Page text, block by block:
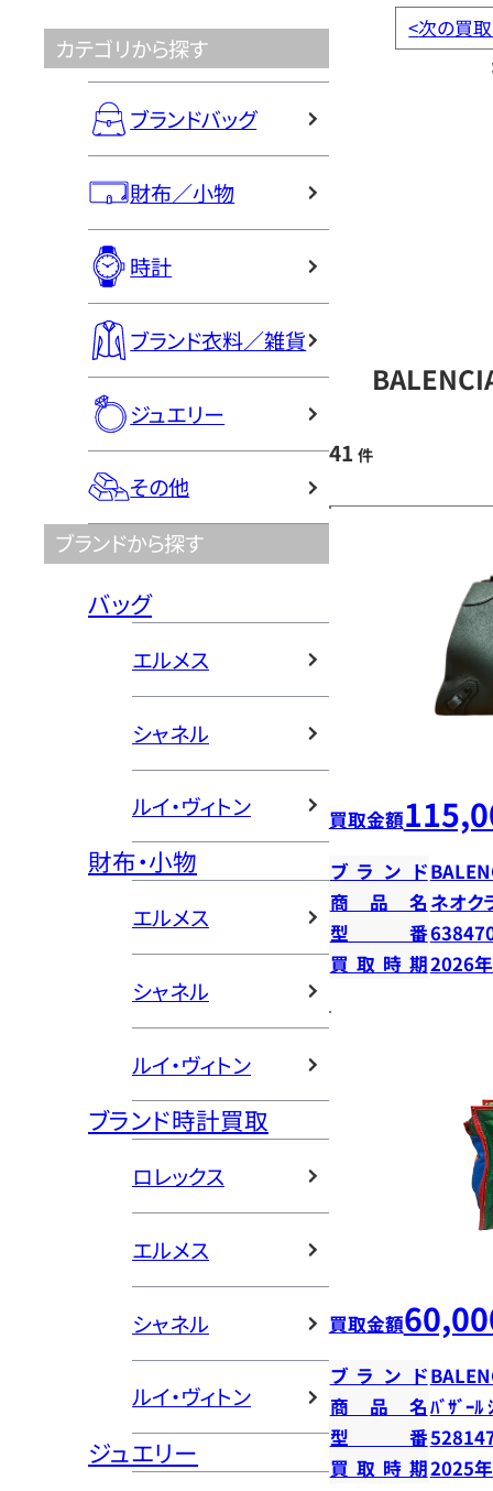
カテゴリから探す
ブランドバッグ
財布／小物
時計
ブランド衣料／雑貨
ジュエリー
その他
ブランドから探す
バッグ
エルメス
シャネル
ルイ・ヴィトン
財布・小物
エルメス
シャネル
ルイ・ヴィトン
ブランド時計買取
ロレックス
エルメス
シャネル
ルイ・ヴィトン
ジュエリー
<次の買
41 件
買取金額
ブランド
商品名 ネオク
型番
買取時期2026
買取金額
ブランド
商品名ﾊﾞｻﾞｰﾙ
型番
買取時期2025